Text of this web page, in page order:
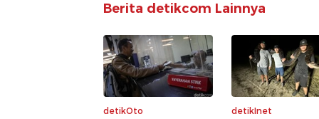
Berita detikcom Lainnya
detikOto detikInet